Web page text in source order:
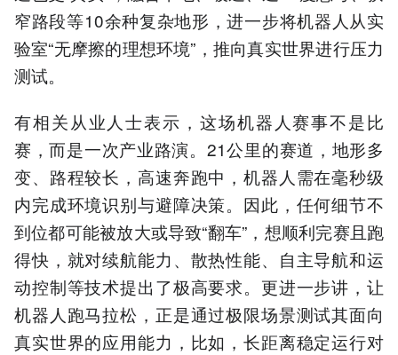
窄路段等10余种复杂地形，进一步将机器人从实
验室“无摩擦的理想环境”，推向真实世界进行压力
测试。
有相关从业人士表示，这场机器人赛事不是比
赛，而是一次产业路演。21公里的赛道，地形多
变、路程较长，高速奔跑中，机器人需在毫秒级
内完成环境识别与避障决策。因此，任何细节不
到位都可能被放大或导致“翻车”，想顺利完赛且跑
得快，就对续航能力、散热性能、自主导航和运
动控制等技术提出了极高要求。更进一步讲，让
机器人跑马拉松，正是通过极限场景测试其面向
真实世界的应用能力，比如，长距离稳定运行对